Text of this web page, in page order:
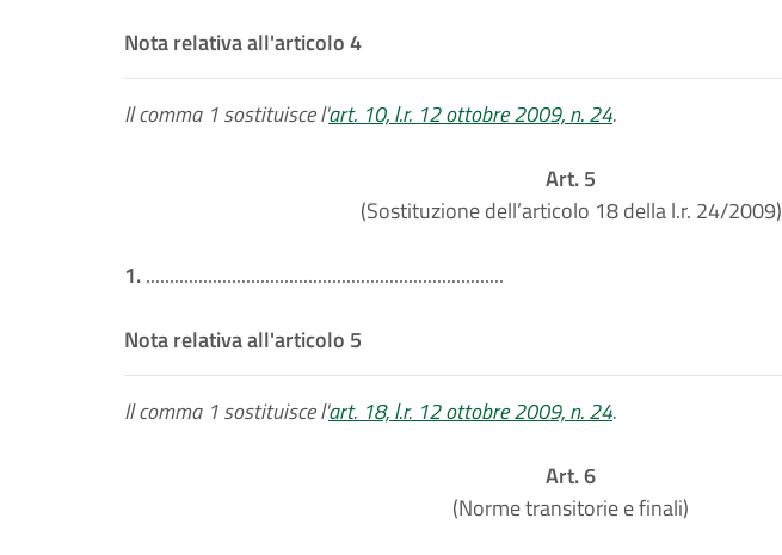
Nota relativa all'articolo 4
Il comma 1 sostituisce l'art. 10, l.r. 12 ottobre 2009, n. 24.
Art. 5
(Sostituzione dell’articolo 18 della l.r. 24/2009)
1............................................................................
Nota relativa all'articolo 5
Il comma 1 sostituisce l'art. 18, l.r. 12 ottobre 2009, n. 24.
Art. 6
(Norme transitorie e finali)